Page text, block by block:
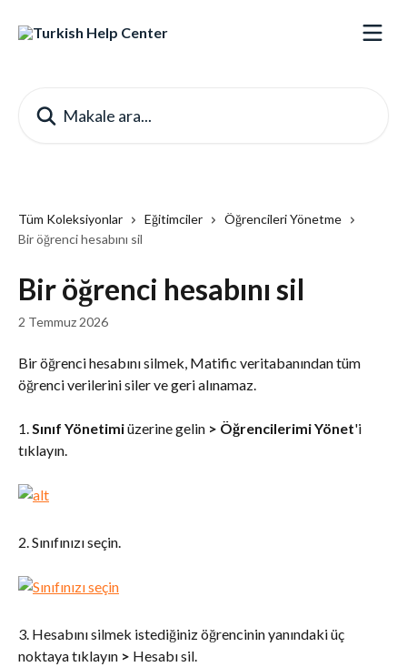
Tüm Koleksiyonlar Eğitimciler
Öğrencileri Yönetme
Bir öğrenci hesabını sil
Bir öğrenci hesabını sil
2 Temmuz 2026
Bir öğrenci hesabını silmek, Matific veritabanından tüm
öğrenci verilerini siler ve geri alınamaz.
1. Sınıf Yönetimi üzerine gelin > Öğrencilerimi Yönet'i
tıklayın.
2. Sınıfınızı seçin.
3. Hesabını silmek istediğiniz öğrencinin yanındaki üç
noktaya tıklayın > Hesabı sil.